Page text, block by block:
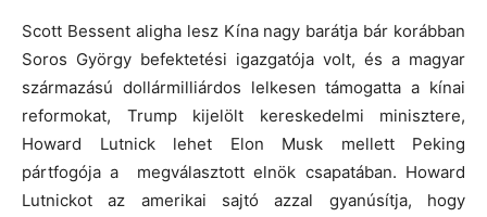
Scott Bessent aligha lesz Kína nagy barátja bár korábban
Soros György befektetési igazgatója volt, és a magyar
származású dollármilliárdos lelkesen támogatta a kínai
reformokat, Trump kijelölt kereskedelmi minisztere,
Howard Lutnick lehet Elon Musk mellett Peking
pártfogója a megválasztott elnök csapatában. Howard
Lutnickot az amerikai sajtó azzal gyanúsítja, hogy